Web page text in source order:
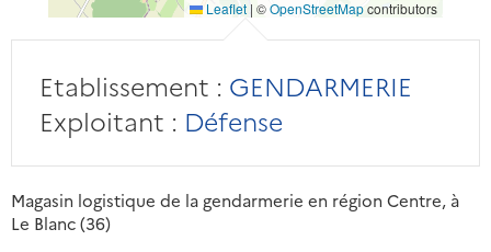
Leaflet | ©OpenStreetMapcontributors
Etablissement : GENDARMERIE
Exploitant : Défense
Magasin logistique de la gendarmerie en région Centre, à
Le Blanc (36)